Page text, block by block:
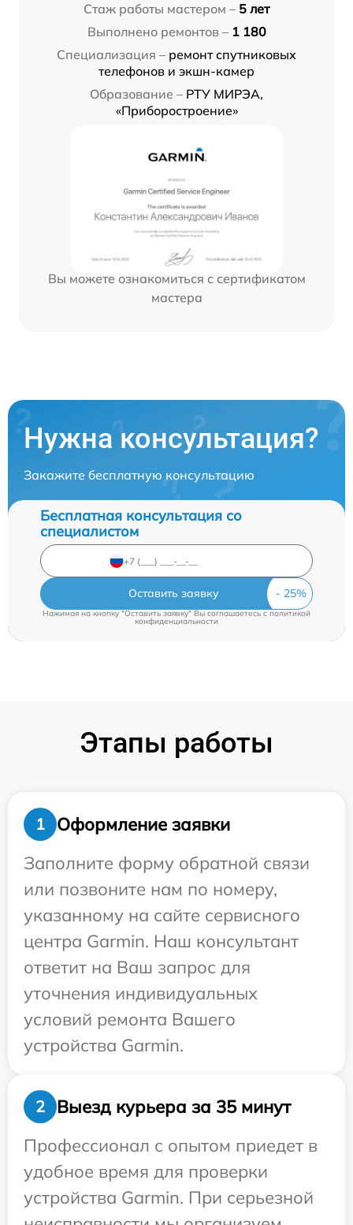
Стаж работы мастером – 5 лет
Выполнено ремонтов – 1 180
Специализация – ремонт спутниковых
телефонов и экшн-камер
Образование – РТУ МИРЭА,
«Приборостроение»
Вы можете ознакомиться с сертификатом
мастера
Нужна консультация?
Закажите бесплатную консультацию
Бесплатная консультация со
специалистом
Оставить заявку
Нажимая на кнопку "Оставить заявку" Вы соглашаетесь cполитикой
конфиденциальности
Этапы работы
1
Оформление заявки
Заполните форму обратной связи
или позвоните нам по номеру,
указанному на сайте сервисного
центра Garmin. Наш консультант
ответит на Ваш запрос для
уточнения индивидуальных
условий ремонта Вашего
устройства Garmin.
2
Выезд курьера за 35 минут
Профессионал с опытом приедет в
удобное время для проверки
устройства Garmin. При серьезной